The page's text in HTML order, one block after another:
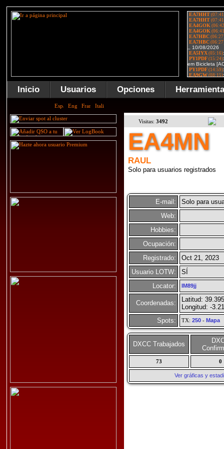
Inicio Usuarios Opciones
Visitas: 3492
EA4MN
RAUL
Solo para usuarios registrados
E-mail:
Solo para
Web:
Hobbies:
Ocupación:
Registrado:
Oct 21, 2023
Usuario LOTW:
SÍ
Locator:
IM89jj
Coordenadas:
Latitud:
Longitud: -
Spots:
TX: 250- Mapa
DXCC Trabajados
73 0
Ver gráficas y